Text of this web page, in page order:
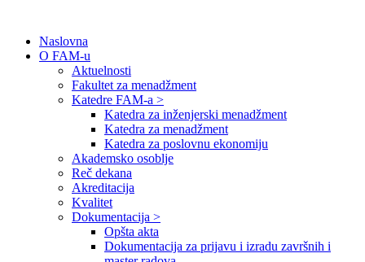
Naslovna
O FAM-u
Aktuelnosti
Fakultet za menadžment
Katedre FAM-a >
Katedra za inženjerski menadžment
Katedra za menadžment
Katedra za poslovnu ekonomiju
Akademsko osoblje
Reč dekana
Akreditacija
Kvalitet
Dokumentacija >
Opšta akta
Dokumentacija za prijavu i izradu završnih i